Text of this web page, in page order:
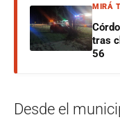
MIRÁ
tras
56
Desde el